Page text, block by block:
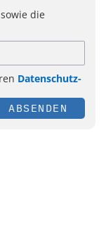
die
Datenschutz-
ABSENDEN